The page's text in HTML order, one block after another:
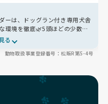
ーは、ドッグラン付き専用犬舎
環境を徹底🌿5頭ほどの少数飼
では母犬や兄弟犬と触れ合うこ
メージできます🐶豆柴繁殖はせ
ています🐾
る
動物取扱事業登録番号：松販R第5-4号